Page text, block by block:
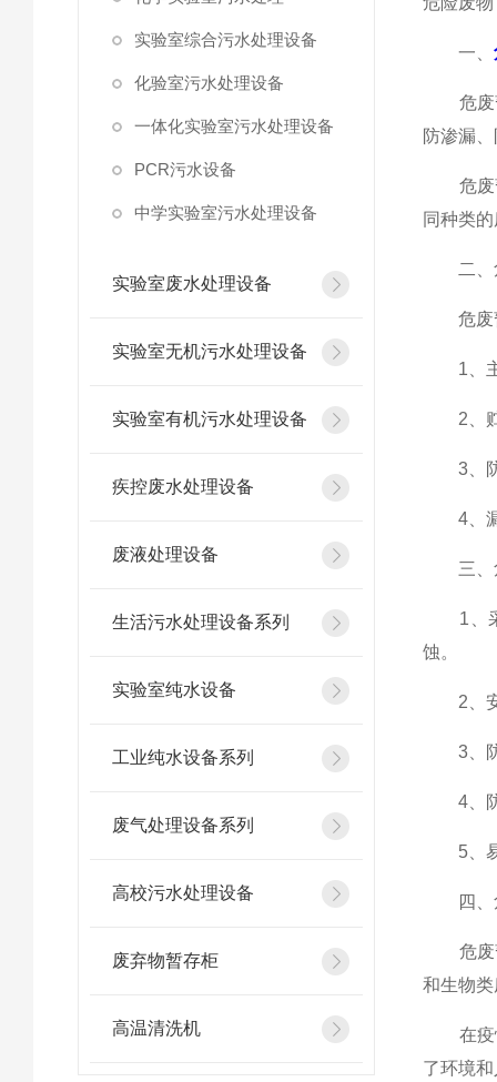
实验室综合污水处理设备
化验室污水处理设备
一体化实验室污水处理设备
PCR污水设备
中学实验室污水处理设备
实验室废水处理设备
实验室无机污水处理设备
实验室有机污水处理设备
疾控废水处理设备
废液处理设备
生活污水处理设备系列
实验室纯水设备
工业纯水设备系列
废气处理设备系列
高校污水处理设备
废弃物暂存柜
高温清洗机
一、
危废暂
防渗漏
危废暂
同种类
二、危
危废暂
1、主
2、贮
3、防
4、漏
三、危
1、采
蚀。
2、安
3、防
4、防
5、易
四、
危废暂
和生物
在疫情
了环境